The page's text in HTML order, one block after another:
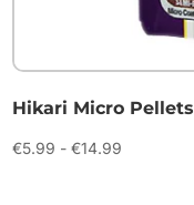
Hikari Micro Pellets
€5.99 - €14.99